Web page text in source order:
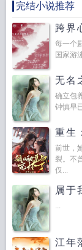
完结小说推荐
跨界
每一个
国家游
无名
确立包
钟慎早
重生
前世，
裂。不
仅...
属于
...
江年